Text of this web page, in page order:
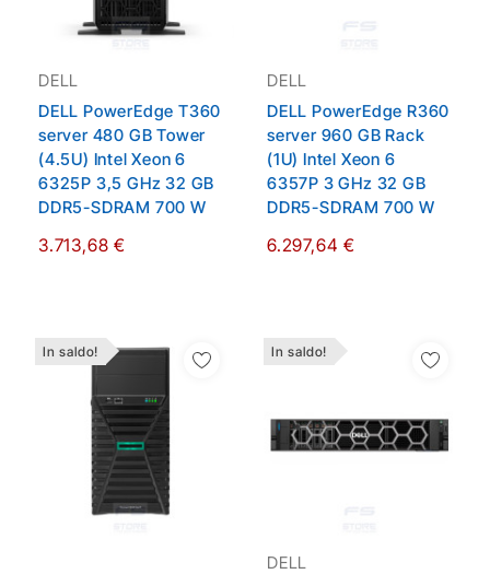
DELL
DELL PowerEdge T360
server 480 GB Tower
(4.5U) Intel Xeon 6
6325P 3,5 GHz 32 GB
DDR5-SDRAM 700 W
3.713,68 €
DELL
DELL PowerEdge R360
server 960 GB Rack
(1U) Intel Xeon 6
6357P 3 GHz 32 GB
DDR5-SDRAM 700 W
6.297,64 €
In saldo! In saldo!
DELL